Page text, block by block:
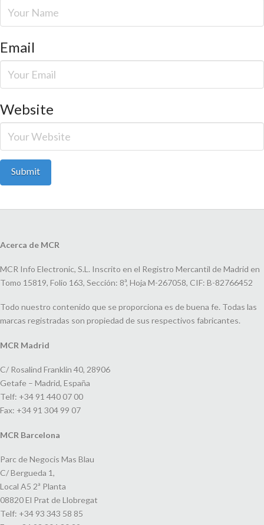
Email
Website
Acerca de MCR
MCR Info Electronic, S.L. Inscrito en el Registro Mercantil de Madrid en
Tomo 15819, Folio 163, Sección: 8ª, Hoja M-267058, CIF: B-82766452
Todo nuestro contenido que se proporciona es de buena fe. Todas las
marcas registradas son propiedad de sus respectivos fabricantes.
MCR Madrid
C/ Rosalind Franklin 40, 28906
Getafe – Madrid, España
Telf: +34 91 440 07 00
Fax: +34 91 304 99 07
MCR Barcelona
Parc de Negocis Mas Blau
C/ Bergueda 1,
Local A5 2ª Planta
08820 El Prat de Llobregat
Telf: +34 93 343 58 85